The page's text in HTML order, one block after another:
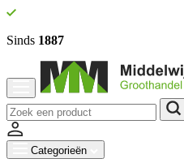
Sinds 1887
Categorieën